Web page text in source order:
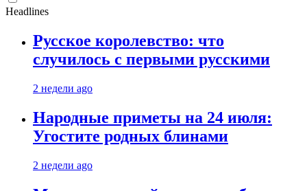
Headlines
Русское королевство: что
случилось с первыми русскими
2 недели ago
Народные приметы на 24 июля:
Угостите родных блинами
2 недели ago